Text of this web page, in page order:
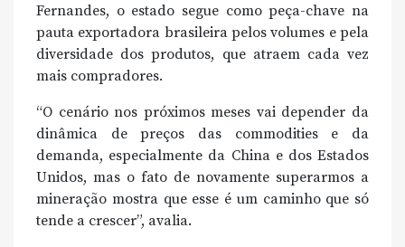
Fernandes, o estado segue como peça-chave na
pauta exportadora brasileira pelos volumes e pela
diversidade dos produtos, que atraem cada vez
mais compradores.
“O cenário nos próximos meses vai depender da
dinâmica de preços das commodities e da
demanda, especialmente da China e dos Estados
Unidos, mas o fato de novamente superarmos a
mineração mostra que esse é um caminho que só
tende a crescer”, avalia.